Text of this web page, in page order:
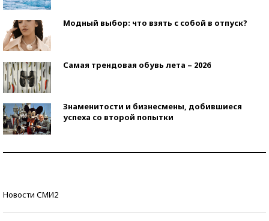
Модный выбор: что взять с собой в отпуск?
Самая трендовая обувь лета – 2026
Знаменитости и бизнесмены, добившиеся
успеха со второй попытки
Новости СМИ2